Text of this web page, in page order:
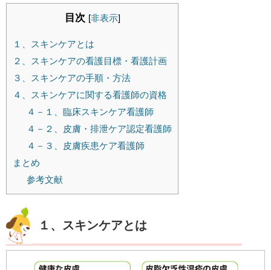
目次 [非表示]
１、スキンケアとは
２、スキンケアの看護目標・看護計画
３、スキンケアの手順・方法
４、スキンケアに関する看護師の資格
４－１、臨床スキンケア看護師
４－２、皮膚・排泄ケア認定看護師
４－３、皮膚疾患ケア看護師
まとめ
参考文献
１、スキンケアとは